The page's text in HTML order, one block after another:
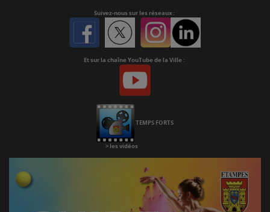
Suivez-nous sur les réseaux :
Facebook
Twitter Instagram
Et sur la chaîne YouTube de la Ville :
Youtube
Chaine
TEMPS FORTS
> les vidéos